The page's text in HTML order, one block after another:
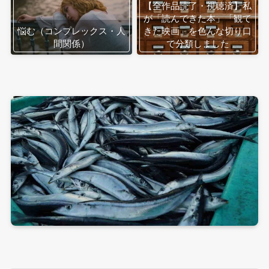
悩む（コンプレックス・人
間関係）
【全作品読了・視聴済】私
が「読んできた本」「観て
きた映画」を色んな切り口
で分類しました